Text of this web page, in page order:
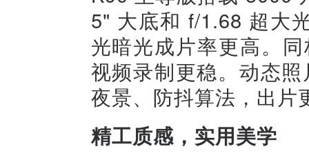
5" 大底和 f/1.68 超大
光暗光成片率更高。
视频录制更稳。动态
夜景、防抖算法，出片
精工质感，实用美学